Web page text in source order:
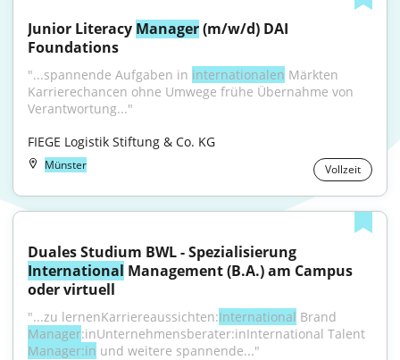
Junior Literacy Manager (m/w/d) DAI
Foundations
"...spannende Aufgaben in internationalen Märkten
Karrierechancen ohne Umwege frühe Übernahme von
Verantwortung..."
FIEGE Logistik Stiftung & Co. KG
Münster Vollzeit
International Management (B.A.) am Campus
oder virtuell
"...zu lernenKarriereaussichten:International
Manager
Manager:in und weitere spannende..."